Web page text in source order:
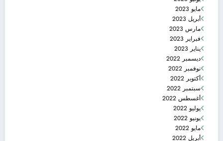
مايو 2023
أبريل 2023
مارس 2023
فبراير 2023
يناير 2023
ديسمبر 2022
نوفمبر 2022
أكتوبر 2022
سبتمبر 2022
أغسطس 2022
يوليو 2022
يونيو 2022
مايو 2022
أبريل 2022